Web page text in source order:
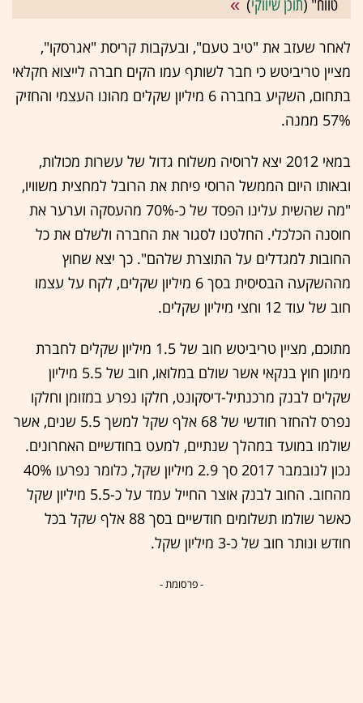
טווח" (תוכן שיווקי)
לאחר שעזב את "טיב טעם", ובעקבות קריסת "אגרסקו",
מציין טריביטש כי חבר לשותף עמו הקים חברה לייצוא חקלאי
בתחום, השקיע בחברה 6 מיליון שקלים מהונו העצמי והחזיק
57% ממנה.
במאי 2012 יצא לרוסיה משלוח גדול של עשרות מכולות,
ובאותו היום הממשל הרוסי פיחת את הרובל למחצית משוויו,
"מה שהשית עלינו הפסד של כ-70% מהעסקה וערער את
חוסנה הכלכלי. החלטנו לסגור את החברה ולשלם את כל
החובות למגדלים על התוצרת שלהם". כך יצא שחוץ
מההשקעה הבסיסית בסך 6 מיליון שקלים, לקח על עצמו
חוב של עוד 12 וחצי מיליון שקלים.
מתוכם, מציין טריביטש חוב של 1.5 מיליון שקלים לחברת
מימון חוץ בנקאי אשר שולם במלואו, חוב של 5.5 מיליון
שקלים לבנק מרכנתיל-דיסקונט, חלקו נפרע במזומן וחלקו
נפרס להחזר חודשי של 68 אלף שקל למשך 5.5 שנים, אשר
שולמו במועד במהלך שנתיים, למעט בחודשיים האחרונים.
נכון לנובמבר 2017 סך 2.9 מיליון שקל, כלומר נפרעו 40%
מהחוב. החוב לבנק אוצר החייל עמד על כ-5.5 מיליון שקל
כאשר שולמו תשלומים חודשיים בסך 88 אלף שקל בכל
חודש ונותר חוב של כ-3 מיליון שקל.
- פרסומת -